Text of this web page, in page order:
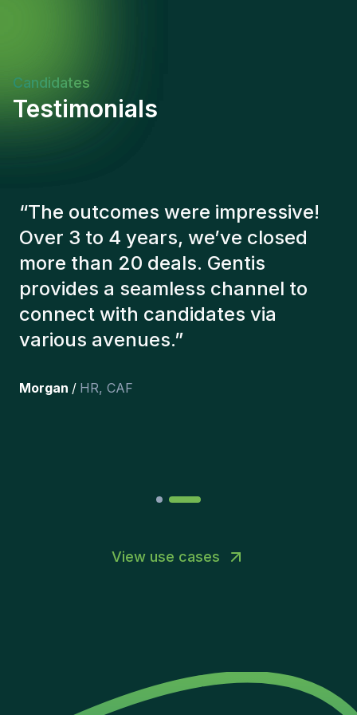
Candidates
Testimonials
“The Gentis consultants have
always taken a number of factors
into account in order to present us
with the right candidates. The
people we've recruited are still
here, and personally I'm very
the team. ”
View use cases